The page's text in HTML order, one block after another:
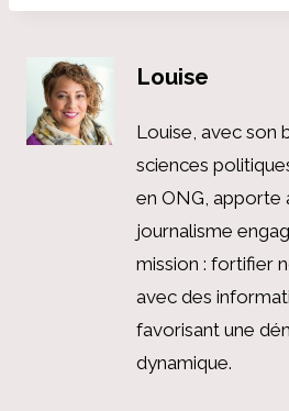
Louise
Louise, avec son
sciences
en ONG, apporte
journalisme
mission : fortifier
avec des
favorisant une
dynamique.